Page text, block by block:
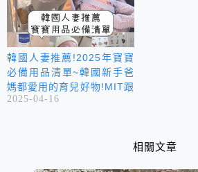
韓國人妻推薦!2025年寶寶
必備用品清單~韓國新手爸
媽都愛用的育兒好物!MIT跟
韓製的都有~
2025-04-16
相關文章